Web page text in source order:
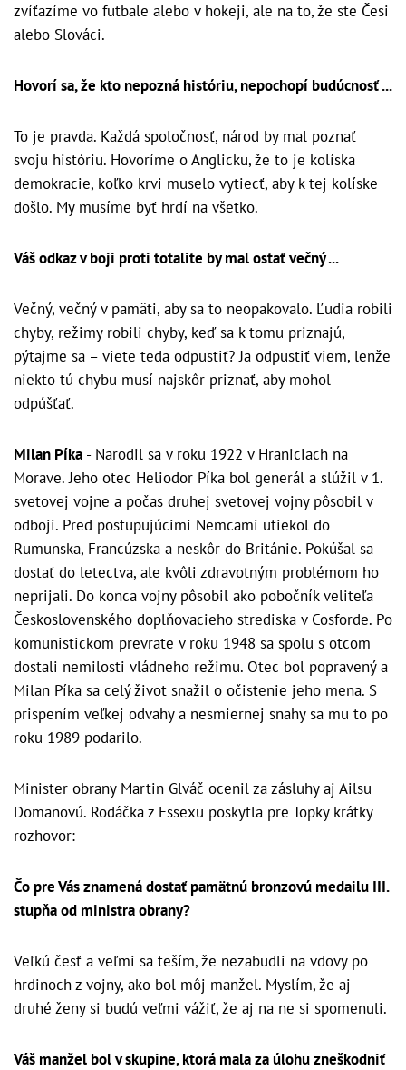
zvíťazíme vo futbale alebo v hokeji, ale na to, že ste Česi
alebo Slováci.
Hovorí sa, že kto nepozná históriu, nepochopí budúcnosť ...
To je pravda. Každá spoločnosť, národ by mal poznať
svoju históriu. Hovoríme o Anglicku, že to je kolíska
demokracie, koľko krvi muselo vytiecť, aby k tej kolíske
došlo. My musíme byť hrdí na všetko.
Váš odkaz v boji proti totalite by mal ostať večný ...
Večný, večný v pamäti, aby sa to neopakovalo. Ľudia robili
chyby, režimy robili chyby, keď sa k tomu priznajú,
pýtajme sa – viete teda odpustiť? Ja odpustiť viem, lenže
niekto tú chybu musí najskôr priznať, aby mohol
odpúšťať.
Milan Píka - Narodil sa v roku 1922 v Hraniciach na
Morave. Jeho otec Heliodor Píka bol generál a slúžil v 1.
svetovej vojne a počas druhej svetovej vojny pôsobil v
odboji. Pred postupujúcimi Nemcami utiekol do
Rumunska, Francúzska a neskôr do Británie. Pokúšal sa
dostať do letectva, ale kvôli zdravotným problémom ho
neprijali. Do konca vojny pôsobil ako pobočník veliteľa
Československého doplňovacieho strediska v Cosforde. Po
komunistickom prevrate v roku 1948 sa spolu s otcom
dostali nemilosti vládneho režimu. Otec bol popravený a
Milan Píka sa celý život snažil o očistenie jeho mena. S
prispením veľkej odvahy a nesmiernej snahy sa mu to po
roku 1989 podarilo.
Minister obrany Martin Glváč ocenil za zásluhy aj Ailsu
Domanovú. Rodáčka z Essexu poskytla pre Topky krátky
rozhovor:
Čo pre Vás znamená dostať pamätnú bronzovú medailu III.
stupňa od ministra obrany?
Veľkú česť a veľmi sa teším, že nezabudli na vdovy po
hrdinoch z vojny, ako bol môj manžel. Myslím, že aj
druhé ženy si budú veľmi vážiť, že aj na ne si spomenuli.
Váš manžel bol v skupine, ktorá mala za úlohu zneškodniť